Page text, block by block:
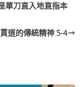
單刀直入地直指本
道的傳統精神 5-4